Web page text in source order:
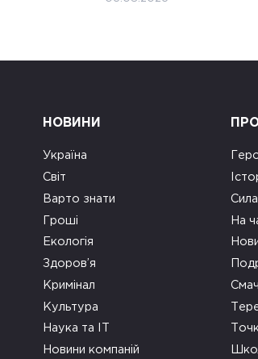
НОВИНИ
Україна
Світ
Варто знати
Гроші
Екологія
Здоров’я
Кримінал
Культура
Наука та ІТ
Новини компаній
На